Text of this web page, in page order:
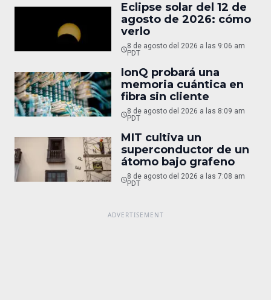
Eclipse solar del 12 de
agosto de 2026: cómo
verlo
8 de agosto del 2026 a las 9:06 am
PDT
IonQ probará una
memoria cuántica en
fibra sin cliente
8 de agosto del 2026 a las 8:09 am
PDT
MIT cultiva un
superconductor de un
átomo bajo grafeno
8 de agosto del 2026 a las 7:08 am
PDT